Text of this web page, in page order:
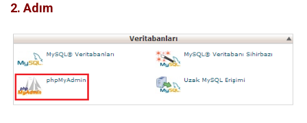
2. Adım